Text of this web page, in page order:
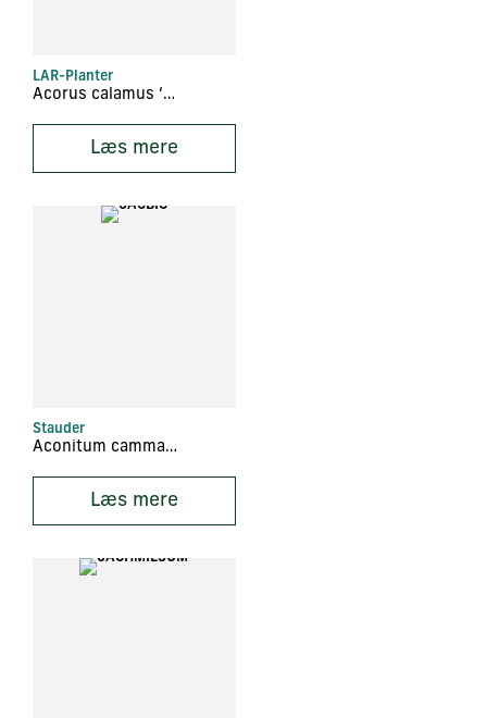
LAR-Planter
Acorus calamus ‘Variegatus’
Læs mere
Stauder
Aconitum cammarum ‘Bicolor’
Læs mere